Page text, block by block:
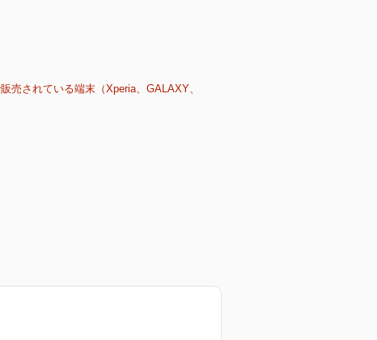
売されている端末（Xperia、GALAXY、